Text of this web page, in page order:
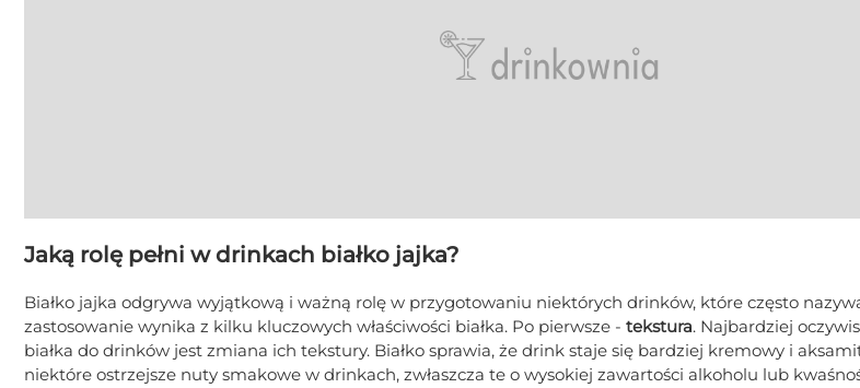
Jaką rolę pełni w drinkach białko jajka?
Białko jajka odgrywa wyjątkową i ważną rolę w przygotowaniu niektórych drinków, które często
zastosowanie wynika z kilku kluczowych właściwości białka. Po pierwsze - tekstura. Najbardziej
białka do drinków jest zmiana ich tekstury. Białko sprawia, że drink staje się bardziej kremowy i
niektóre ostrzejsze nuty smakowe w drinkach, zwłaszcza te o wysokiej zawartości alkoholu lub